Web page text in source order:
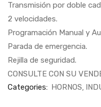
Transmisión por doble
2 velocidades.
Programación Manual y
Parada de emergencia.
Rejilla de seguridad.
CONSULTE CON SU
Categories: HORNOS